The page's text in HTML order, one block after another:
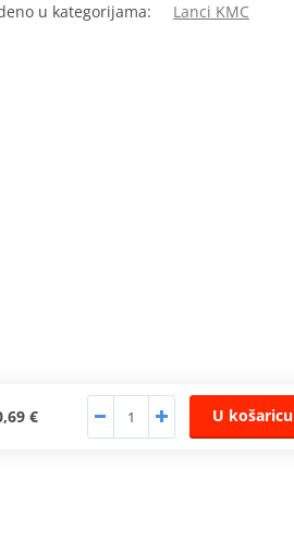
u kategorijama: Lanci KMC
€ U košaricu